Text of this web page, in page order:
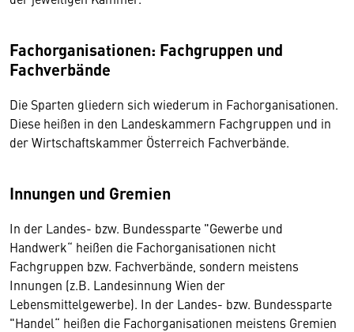
Fachorganisationen: Fachgruppen und
Fachverbände
Die Sparten gliedern sich wiederum in Fachorganisationen.
Diese heißen in den Landeskammern Fachgruppen und in
der Wirtschaftskammer Österreich Fachverbände.
Innungen und Gremien
In der Landes- bzw. Bundessparte "Gewerbe und
Handwerk“ heißen die Fachorganisationen nicht
Fachgruppen bzw. Fachverbände, sondern meistens
Innungen (z.B. Landesinnung Wien der
Lebensmittelgewerbe). In der Landes- bzw. Bundessparte
"Handel“ heißen die Fachorganisationen meistens Gremien